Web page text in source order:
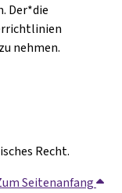
Der*die
nehmen.
Recht.
Seitenanfang